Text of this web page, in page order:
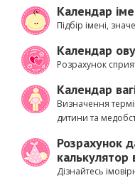
Календар
Підбір імені,
Календар
Розрахунок
Календар
Визначення
дитини та
Розрахунок
калькулятор
Дізнайтесь